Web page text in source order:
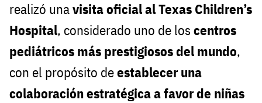
realizó unavisita oficial al Texas Children’s
Hospital, considerado uno de los centros
pediátricos más prestigiosos del mundo,
con el propósito deestablecer una
colaboración estratégica a favor de niñas